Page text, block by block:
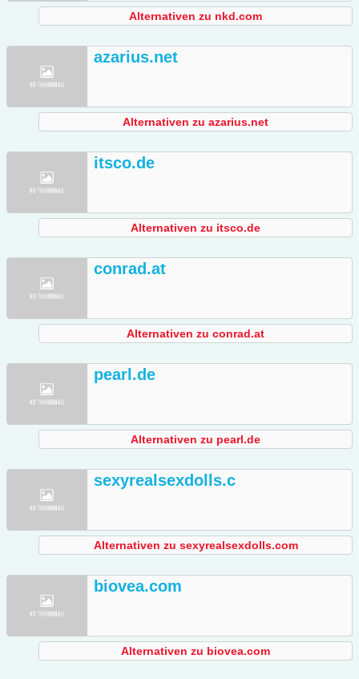
Alternativen zu nkd.com
azarius.net
Alternativen zu azarius.net
itsco.de
Alternativen zu itsco.de
conrad.at
Alternativen zu conrad.at
pearl.de
Alternativen zu pearl.de
sexyrealsexdolls.c
Alternativen zu sexyrealsexdolls.com
biovea.com
Alternativen zu biovea.com